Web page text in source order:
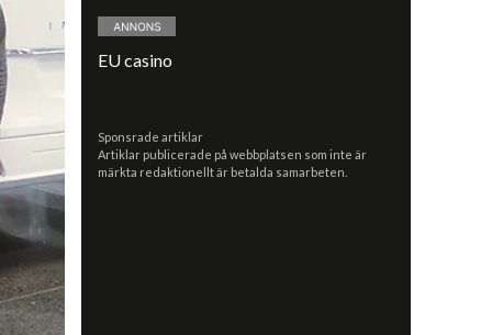
EU casino
Sponsrade artiklar
Artiklar publicerade på webbplatsen som inte är
märkta redaktionellt är betalda samarbeten.